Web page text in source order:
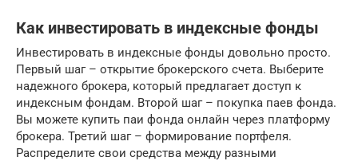
Как инвестировать в индексные фонды
Инвестировать в индексные фонды довольно просто.
Первый шаг – открытие брокерского счета. Выберите
надежного брокера, который предлагает доступ к
индексным фондам. Второй шаг – покупка паев фонда.
Вы можете купить паи фонда онлайн через платформу
брокера. Третий шаг – формирование портфеля.
Распределите свои средства между разными